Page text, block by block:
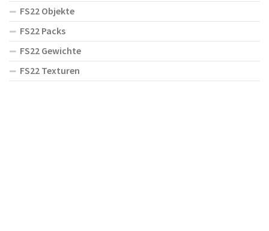
FS22 Objekte
FS22 Packs
FS22 Gewichte
FS22 Texturen